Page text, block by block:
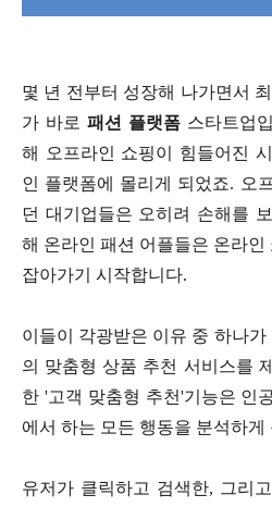
몇 년 전부터 성장해 나가면서
가 바로 패션 플랫폼 스타트업
해 오프라인 쇼핑이 힘들어진
인 플랫폼에 몰리게 되었죠. 오
던 대기업들은 오히려 손해를
해 온라인 패션 어플들은 온라
잡아가기 시작합니다.
이들이 각광받은 이유 중 하나
의 맞춤형 상품 추천 서비스를
한 '고객 맞춤형 추천'기능은 인
에서 하는 모든 행동을 분석하게
유저가 클릭하고 검색한, 그리